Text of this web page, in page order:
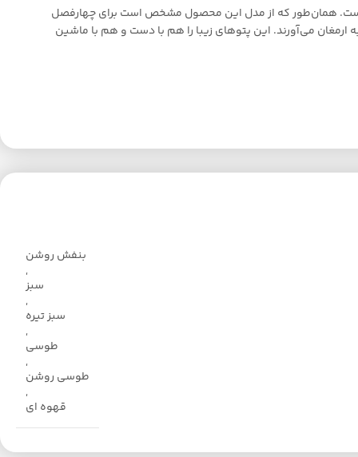
است. همان‌طور که از مدل این محصول مشخص است برای چهارفصل
برایتان به ‌ارمغان می‌آورند. این پتوهای زیبا را هم با دست و هم با ماشین
بنفش روشن
,
سبز
,
سبز تیره
,
طوسی
,
طوسی روشن
,
قهوه ای